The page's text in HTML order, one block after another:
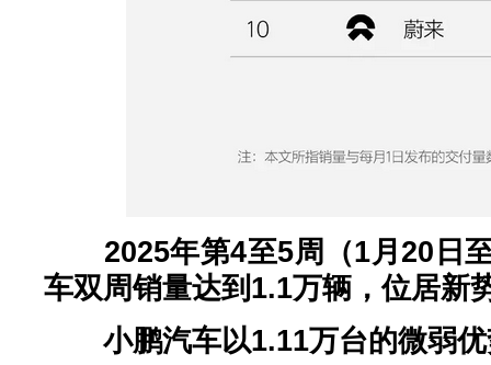
2025年第4至5周（1月20日
车双周销量达到1.1万辆，位居新
小鹏汽车以1.11万台的微弱